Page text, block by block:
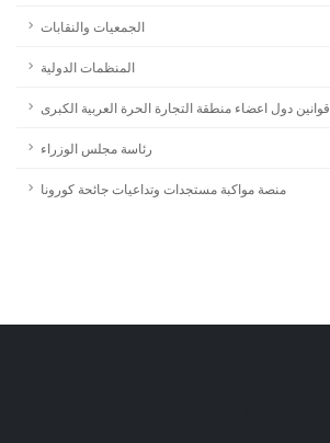
الجمعيات والنقابات
المنظمات الدولية
قوانين دول اعضاء منطقة التجارة الحرة العربية الكبرى
رئاسة مجلس الوزراء
منصة مواكبة مستجدات وتداعيات جائحة كورونا